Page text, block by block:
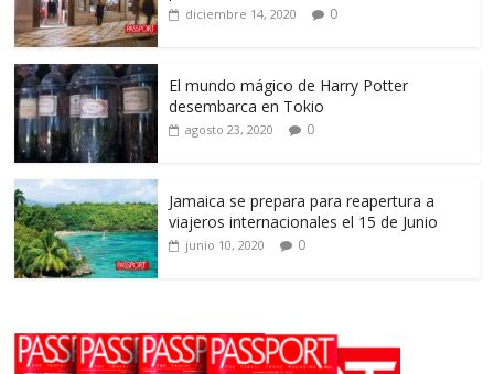
diciembre 14, 2020 0
El mundo mágico de Harry Potter
desembarca en Tokio
agosto 23, 2020 0
Jamaica se prepara para reapertura a
viajeros internacionales el 15 de Junio
junio 10, 2020 0